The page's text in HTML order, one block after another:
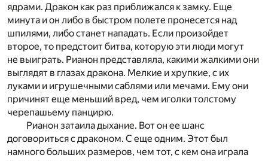
ядрами. Дракон как раз приближался к замку. Еще
минута и он либо в быстром полете пронесется над
шпилями, либо станет нападать. Если произойдет
второе, то предстоит битва, которую эти люди могут
не выиграть. Рианон представляла, какими жалкими они
выглядят в глазах дракона. Мелкие и хрупкие, с их
луками и игрушечными саблями или мечами. Ему они
причинят еще меньший вред, чем иголки толстому
черепашьему панцирю.
Рианон затаила дыхание. Вот он ее шанс
договориться с драконом. С еще одним. Этот был
намного больших размеров, чем тот, с кем она играла